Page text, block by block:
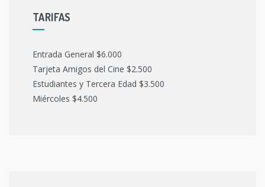
TARIFAS
Entrada General $6.000
Tarjeta Amigos del Cine $2.500
Estudiantes y Tercera Edad $3.500
Miércoles $4.500